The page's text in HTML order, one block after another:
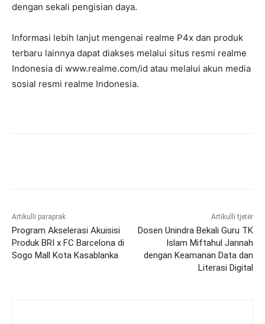
dengan sekali pengisian daya.
Informasi lebih lanjut mengenai realme P4x dan produk
terbaru lainnya dapat diakses melalui situs resmi realme
Indonesia di www.realme.com/id atau melalui akun media
sosial resmi realme Indonesia.
Artikulli paraprak
Program Akselerasi Akuisisi
Produk BRI x FC Barcelona di
Sogo Mall Kota Kasablanka
Artikulli tjetër
Dosen Unindra Bekali Guru TK
Islam Miftahul Jannah
dengan Keamanan Data dan
Literasi Digital